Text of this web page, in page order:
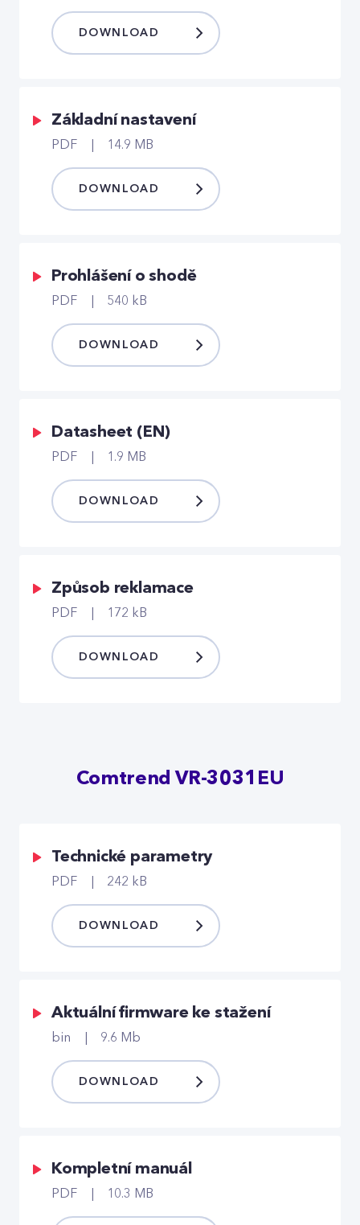
DOWNLOAD
Základní nastavení
PDF 14.9 MB
DOWNLOAD
Prohlášení o shodě
PDF 540 kB
DOWNLOAD
Datasheet (EN)
PDF 1.9 MB
DOWNLOAD
Způsob reklamace
PDF 172 kB
DOWNLOAD
Comtrend VR-3031EU
Technické parametry
PDF 242 kB
DOWNLOAD
Aktuální firmware ke stažení
bin 9.6 Mb
DOWNLOAD
Kompletní manuál
PDF 10.3 MB